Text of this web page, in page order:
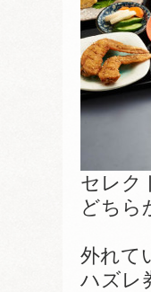
セレク
どちら
外れて
ハズ